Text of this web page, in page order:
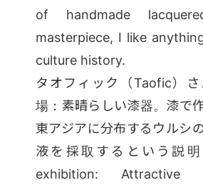
of handmade
masterpiece, I like
culture history.
タオフィック（Taofic）
場：素晴らしい漆器。漆で
東アジアに分布するウルシ
液を採取するという説明
exhibition: Attractive